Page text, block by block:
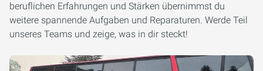
beruflichen Erfahrungen und Stärken übernimmst du
weitere spannende Aufgaben und Reparaturen. Werde Teil
unseres Teams und zeige, was in dir steckt!